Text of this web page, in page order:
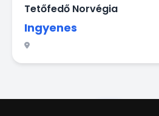
Tetőfedő Norvégia
Ingyenes